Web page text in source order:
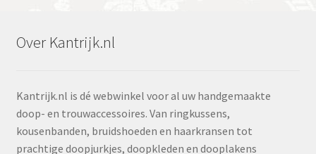
Over Kantrijk.nl
Kantrijk.nl is dé webwinkel voor al uw handgemaakte
doop- en trouwaccessoires. Van ringkussens,
kousenbanden, bruidshoeden en haarkransen tot
prachtige doopjurkjes, doopkleden en dooplakens